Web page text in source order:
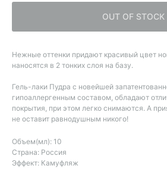
OUT OF STOCK
Нежные оттенки придают красивый цвет
наносятся в 2 тонких слоя на базу.
Гель-лаки Пудра с новейшей
гипоаллергенным составом, обладают
покрытия, при этом легко снимаются. А
не оставит равнодушным никого!
Объем(мл): 10
Страна: Россия
Эффект: Камуфляж